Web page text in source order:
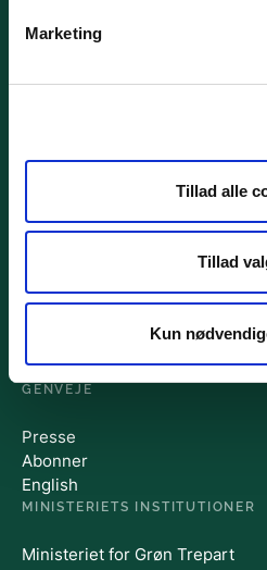
Marketing
Tillad alle
Tillad
Kun
1780 København V
IBAN nr.:
Swift Code: DABADKKK
Mandag – Torsdag fra 08.30 –
Fredag fra 08.30 – 14.00
GENVEJE
Presse
Abonner
English
MINISTERIETS INSTITUTIONER
Ministeriet for Grøn Trepart